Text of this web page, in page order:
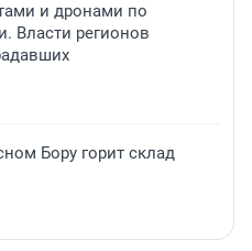
и дронами по
Власти регионов
Бору горит склад